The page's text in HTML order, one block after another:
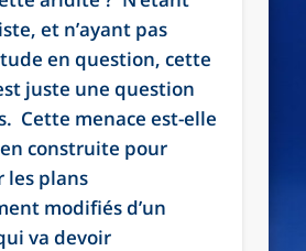
et n’ayant pas
en question, cette
juste une question
Cette menace est-elle
construite pour
les plans
modifiés d’un
va devoir